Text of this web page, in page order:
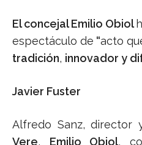
El concejal Emilio Obiol
espectáculo de “acto
tradición, innovador y
Javier Fuster
Alfredo Sanz, director
Vere, Emilio Obiol,